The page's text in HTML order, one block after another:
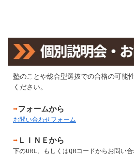
塾のことや総合型選抜での合格の可能
ください。
➡フォームから
お問い合わせフォーム
➡ ＬＩＮＥから
下のURL、もしくはQRコードからお問い合